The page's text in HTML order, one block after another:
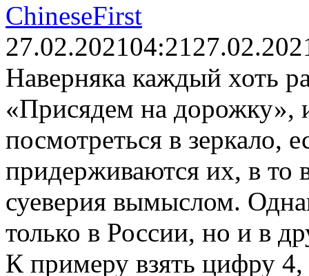
ChineseFirst
27.02.202104:21
Наверняка каждый хоть
«Присядем на дорожку»,
посмотреться в зеркало,
придерживаются их, в то
суеверия вымыслом.
только в России, но и в
К примеру взять цифру 4,